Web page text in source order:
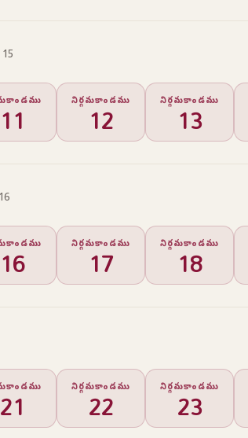
11 నిర్గమకాండము
12 నిర్గమకాండము
13
16 నిర్గమకాండము
17 నిర్గమకాండము
18
21 నిర్గమకాండము
22 నిర్గమకాండము
23